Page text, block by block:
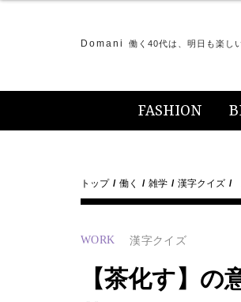
Domani 働く40代は、明日も楽し
FASHION
トップ 働く 雑学 漢字クイズ
WORK 漢字クイズ
【茶化す】